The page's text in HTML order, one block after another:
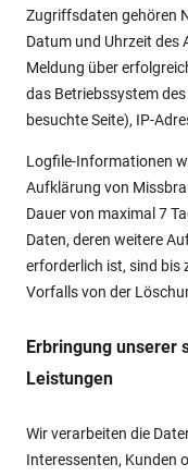
Zugriffsdaten gehören
Datum und Uhrzeit des
Meldung über
das Betriebssystem
besuchte Seite), IP-
Logfile-Informationen
Aufklärung von
Dauer von maximal 7
Daten, deren weitere
erforderlich ist, sind bis
Vorfalls von der
Erbringung unserer
Leistungen
Wir verarbeiten die
Interessenten, Kunden